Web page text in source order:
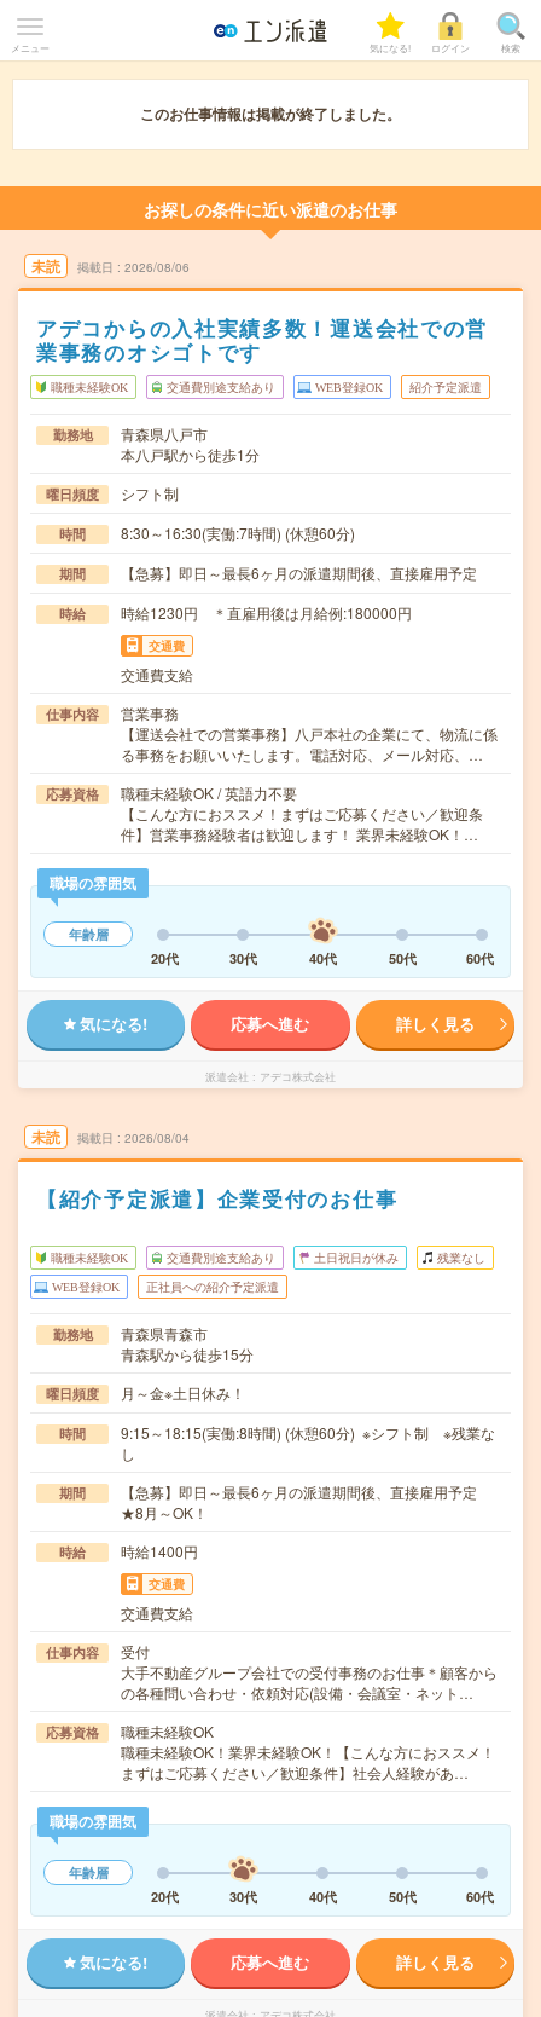
メニュー 気になる! ログイン 検索
このお仕事情報は掲載が終了しました。
お探しの条件に近い派遣のお仕事
未読 掲載日 2026/08/06
アデコからの入社実績多数！運送会社での営
業事務のオシゴトです
職種未経験OK 交通費別途支給あり WEB登録OK 紹介予定派遣
勤務地
青森県八戸市
本八戸駅から徒歩1分
曜日頻度 シフト制
時間 8:30～16:30(実働:7時間) (休憩60分)
期間 【急募】即日～最長6ヶ月の派遣期間後、直接雇用予定
時給 時給1230円 ＊直雇用後は月給例:180000円
交通費
交通費支給
仕事内容
営業事務
【運送会社での営業事務】八戸本社の企業にて、物流に係
る事務をお願いいたします。電話対応、メール対応、…
応募資格
職種未経験OK / 英語力不要
【こんな方におススメ！まずはご応募ください／歓迎条
件】営業事務経験者は歓迎します！ 業界未経験OK！…
職場の雰囲気
年齢層
20代
30代 40代 50代 60代
気になる! 応募へ進む 詳しく見る
派遣会社 アデコ株式会社
未読 掲載日 2026/08/04
【紹介予定派遣】企業受付のお仕事
職種未経験OK 交通費別途支給あり 土日祝日が休み 残業なし
WEB登録OK 正社員への紹介予定派遣
勤務地
青森県青森市
青森駅から徒歩15分
曜日頻度 月～金※土日休み！
時間
9:15～18:15(実働:8時間) (休憩60分) ※シフト制 ※残業な
し
期間
【急募】即日～最長6ヶ月の派遣期間後、直接雇用予定
★8月～OK！
時給 時給1400円
交通費
交通費支給
仕事内容
受付
大手不動産グループ会社での受付事務のお仕事＊顧客から
の各種問い合わせ・依頼対応(設備・会議室・ネット…
応募資格
職種未経験OK
職種未経験OK！業界未経験OK！【こんな方におススメ！
まずはご応募ください／歓迎条件】社会人経験があ…
職場の雰囲気
年齢層
20代
30代 40代 50代 60代
気になる! 応募へ進む 詳しく見る